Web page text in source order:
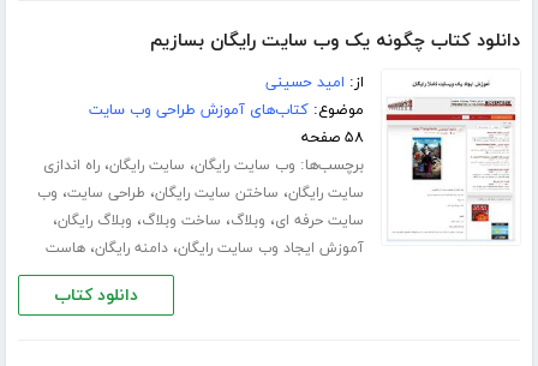
دانلود کتاب چگونه یک وب سایت رایگان بسازیم
از: امید حسینی
موضوع:کتاب‌های آموزش طراحی وب سایت
۵۸ صفحه
برچسب‌ها: وب سایت رایگان، سایت رایگان،راه اندازی
سایت رایگان، ساختن سایت رایگان، طراحی سایت، وب
سایت حرفه ای، وبلاگ، ساخت وبلاگ، وبلاگ رایگان،
آموزش ایجاد وب سایت رایگان،دامنه رایگان،هاست
دانلود کتاب